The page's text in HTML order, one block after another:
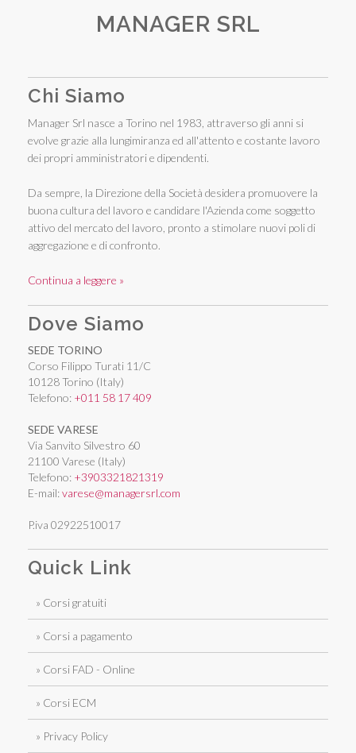
MANAGER SRL
Chi Siamo
Manager Srl nasce a Torino nel 1983, attraverso gli anni si
evolve grazie alla lungimiranza ed all'attento e costante lavoro
dei propri amministratori e dipendenti.
Da sempre, la Direzione della Società desidera promuovere la
buona cultura del lavoro e candidare l'Azienda come soggetto
attivo del mercato del lavoro, pronto a stimolare nuovi poli di
aggregazione e di confronto.
Continua a leggere »
Dove Siamo
SEDE TORINO
Corso Filippo Turati 11/C
10128 Torino (Italy)
Telefono: +011 58 17 409
SEDE VARESE
Via Sanvito Silvestro 60
21100 Varese (Italy)
Telefono: +3903321821319
E-mail:varese@managersrl.com
P.iva 02922510017
Quick Link
» Corsi gratuiti
» Corsi a pagamento
» Corsi FAD - Online
» Corsi ECM
» Privacy Policy